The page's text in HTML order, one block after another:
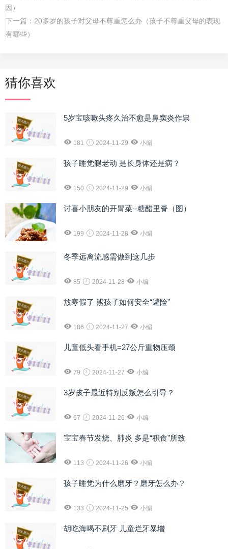
因）
下一篇： 20多岁的孩子对父母不尊重怎么办（孩子不尊重父母的表现
有哪些）
猜你喜欢
5岁宝咳嗽头疼久治不愈是鼻窦炎作祟
181 2024-11-29 小编
孩子睡觉腿老动 是长身体还是病？
150 2024-11-29 小编
讨喜小朋友的开胃菜--糖醋里脊（图）
199 2024-11-28 小编
冬季远离流感需做到这几步
85 2024-11-28 小编
放寒假了 熊孩子如何安全“避险”
186 2024-11-27 小编
儿童低头看手机=27公斤重物压颈
79 2024-11-27 小编
3岁孩子最近特别反叛怎么引导？
67 2024-11-26 小编
宝宝春节发烧、肺炎 多是“积食”所致
113 2024-11-26 小编
孩子睡觉为什么磨牙？磨牙怎么办？
133 2024-11-25 小编
胡吃海喝不刷牙 儿童烂牙暴增